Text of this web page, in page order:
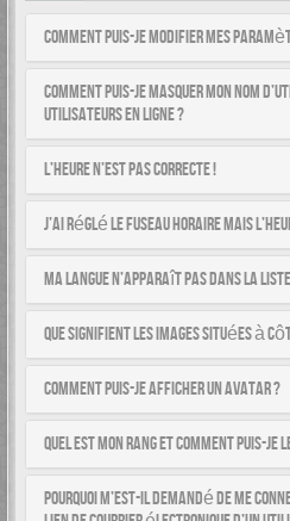
Comment puis-je modifier mes
Comment puis-je masquer mon nom
utilisateurs en ligne ?
L’heure n’est pas correcte !
J’ai réglé le fuseau horaire mais
Ma langue n’apparaît pas dans la
Que signifient les images situées à
Comment puis-je afficher un avatar ?
Quel est mon rang et comment puis-je
Pourquoi m’est-il demandé de me